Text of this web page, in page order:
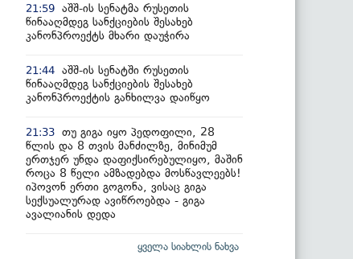
21:59 აშშ-ის სენატმა რუსეთის
წინააღმდეგ სანქციების შესახებ
კანონპროექტს მხარი დაუჭირა
21:44 აშშ-ის სენატში რუსეთის
წინააღმდეგ სანქციების შესახებ
კანონპროექტის განხილვა დაიწყო
21:33 თუ გიგა იყო პედოფილი, 28
წლის და 8 თვის მანძილზე, მინიმუმ
ერთჯერ უნდა დაფიქსირებულიყო, მაშინ
როცა 8 წელი ამზადებდა მოსწავლეებს!
იპოვონ ერთი გოგონა, ვისაც გიგა
სექსუალურად ავიწროებდა - გიგა
ავალიანის დედა
ყველა სიახლის ნახვა